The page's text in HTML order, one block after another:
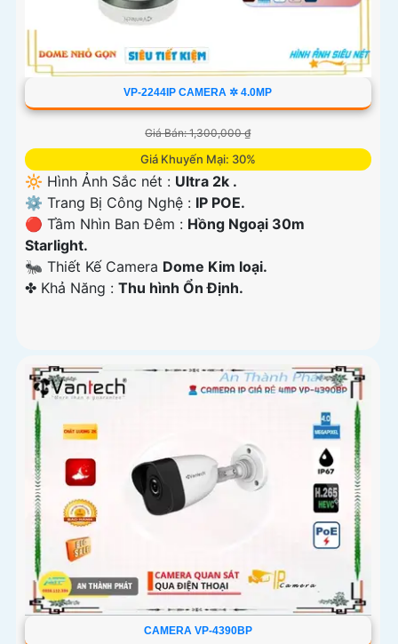
VP-2244IP CAMERA ✲ 4.0MP
Giá Bán: 1,300,000 ₫
Giá Khuyến Mại: 30%
🔆 Hình Ảnh Sắc nét : Ultra 2k .
⚙ Trang Bị Công Nghệ : IP POE.
🔴 Tầm Nhìn Ban Đêm : Hồng Ngoại 30m
Starlight.
🐜 Thiết Kế Camera Dome Kim loại.
️✤ Khả Năng : Thu hình Ổn Định.
CAMERA VP-4390BP